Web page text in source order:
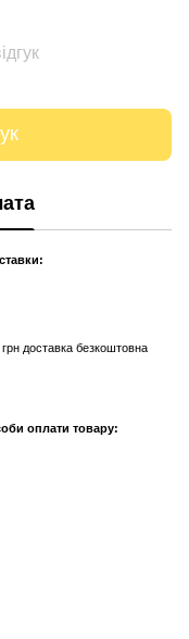
доставка безкоштовна
оплати товару: